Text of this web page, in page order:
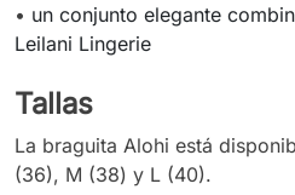
• un conjunto elegante
Leilani Lingerie
Tallas
La braguita Alohi está
(36), M (38) y L (40).